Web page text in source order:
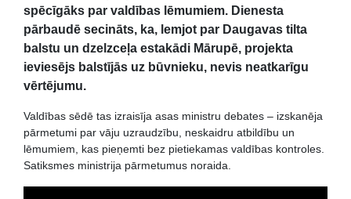
spēcīgāks par valdības lēmumiem. Dienesta
pārbaudē secināts, ka, lemjot par Daugavas tilta
balstu un dzelzceļa estakādi Mārupē, projekta
ieviesējs balstījās uz būvnieku, nevis neatkarīgu
vērtējumu.
Valdības sēdē tas izraisīja asas ministru debates – izskanēja
pārmetumi par vāju uzraudzību, neskaidru atbildību un
lēmumiem, kas pieņemti bez pietiekamas valdības kontroles.
Satiksmes ministrija pārmetumus noraida.